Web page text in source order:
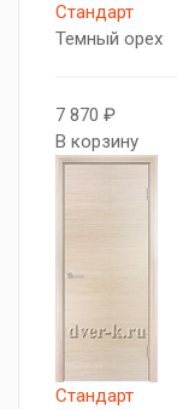
Стандарт
Темный орех
7 870 ₽
В корзину
Стандарт